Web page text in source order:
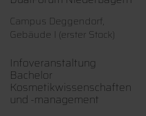
Campus Deggendorf,
Gebäude I (erster Stock)
Infoveranstaltung
Bachelor
Kosmetikwissenschaften
und -management